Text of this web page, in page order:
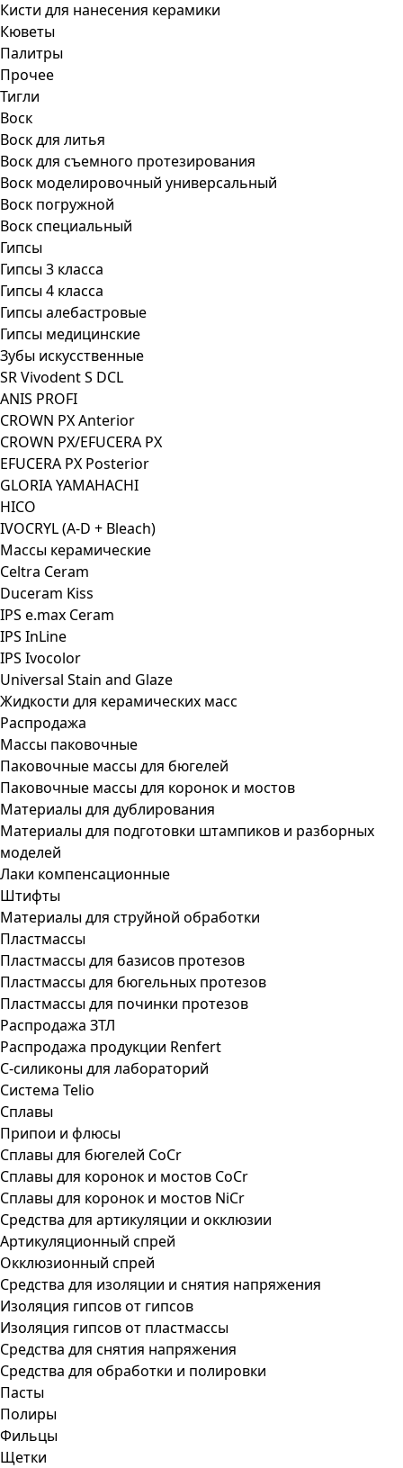
Кисти для нанесения керамики
Кюветы
Палитры
Прочее
Тигли
Воск
Воск для литья
Воск для съемного протезирования
Воск моделировочный универсальный
Воск погружной
Воск специальный
Гипсы
Гипсы 3 класса
Гипсы 4 класса
Гипсы алебастровые
Гипсы медицинские
Зубы искусственные
SR Vivodent S DCL
ANIS PROFI
CROWN PX Anterior
CROWN PX/EFUCERA PX
EFUCERA PX Posterior
GLORIA YAMAHACHI
HICO
IVOCRYL (A-D + Bleach)
Массы керамические
Celtra Ceram
Duceram Kiss
IPS e.max Ceram
IPS InLine
IPS Ivocolor
Universal Stain and Glaze
Жидкости для керамических масс
Распродажа
Массы паковочные
Паковочные массы для бюгелей
Паковочные массы для коронок и мостов
Материалы для дублирования
Материалы для подготовки штампиков и разборных
моделей
Лаки компенсационные
Штифты
Материалы для струйной обработки
Пластмассы
Пластмассы для базисов протезов
Пластмассы для бюгельных протезов
Пластмассы для починки протезов
Распродажа ЗТЛ
Распродажа продукции Renfert
С-силиконы для лабораторий
Система Telio
Сплавы
Припои и флюсы
Сплавы для бюгелей CoCr
Сплавы для коронок и мостов CoCr
Сплавы для коронок и мостов NiCr
Средства для артикуляции и окклюзии
Артикуляционный спрей
Окклюзионный спрей
Средства для изоляции и снятия напряжения
Изоляция гипсов от гипсов
Изоляция гипсов от пластмассы
Средства для снятия напряжения
Средства для обработки и полировки
Пасты
Полиры
Фильцы
Щетки